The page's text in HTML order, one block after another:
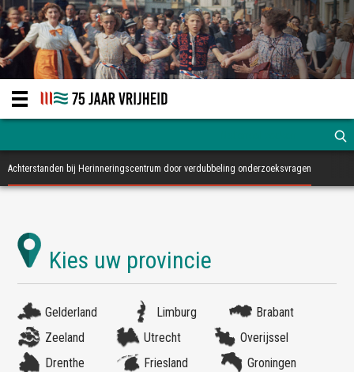
Achterstanden bij Herinneringscentrum door verdubbeling onderzoeksvragen
Gelderland Limburg
Brabant
Zeeland
Utrecht
Overijssel
Drenthe
Friesland
Groningen